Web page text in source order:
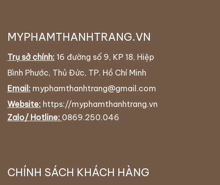
MYPHAMTHANHTRANG.VN
Trụ sở chính: 16 đường số 9, KP 18, Hiệp
Bình Phước, Thủ Đức, TP. Hồ Chí Minh
Email: myphamthanhtrang@gmail.com
Website: https://myphamthanhtrang.vn
Zalo/ Hotline: 0869.250.046
CHÍNH SÁCH KHÁCH HÀNG